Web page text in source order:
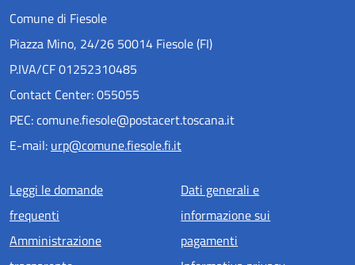
Comune di Fiesole
Piazza Mino, 24/26 50014 Fiesole (FI)
P.IVA/CF 01252310485
Contact Center: 055055
PEC: comune.fiesole@postacert.toscana.it
E-mail: urp@comune.fiesole.fi.it
Menu piè di pagina
Leggi le domande
frequenti
Amministrazione
Dati generali e
informazione sui
pagamenti